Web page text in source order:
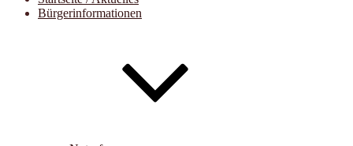
Bürgerinformationen